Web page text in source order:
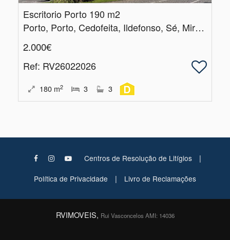
Escritorio Porto 190 m2
Porto, Porto, Cedofeita, Ildefonso, Sé, Miragaia, Nicolau, Vitória
2.000€
Ref: RV26022026
180 m2 3 3
Centros de Resolução de Litígios |
Política de Privacidade | Livro de Reclamações
RVIMOVEIS, Rui Vasconcelos AMI: 14036